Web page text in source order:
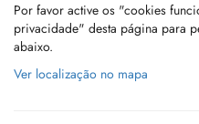
Por favor active os "cookies
privacidade" desta página para
abaixo.
Ver localização no mapa